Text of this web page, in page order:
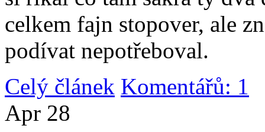
celkem fajn stopover, ale
podívat nepotřeboval.
Celý článek Komentářů: 1
Apr 28